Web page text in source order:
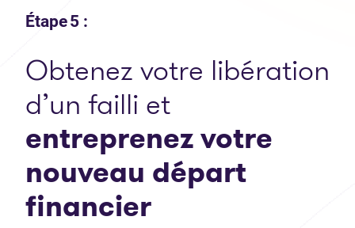
Étape 5 :
Obtenez votre libération
d’un failli et
entreprenez votre
nouveau départ
financier